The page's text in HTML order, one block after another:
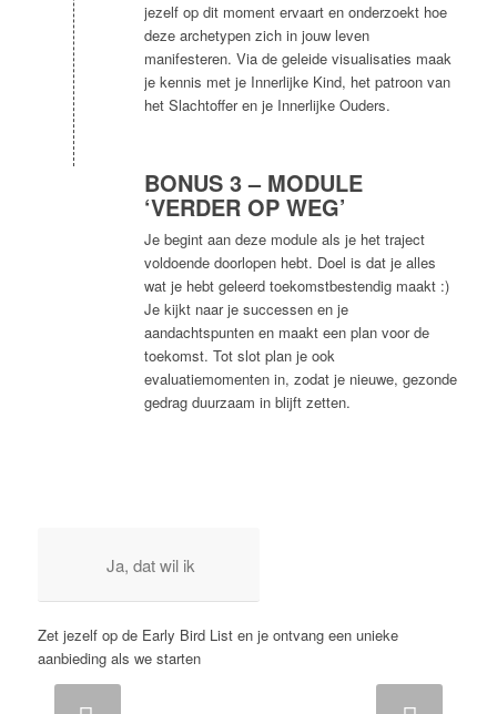
jezelf op dit moment ervaart en onderzoekt hoe
deze archetypen zich in jouw leven
manifesteren. Via de geleide visualisaties maak
je kennis met je Innerlijke Kind, het patroon van
het Slachtoffer en je Innerlijke Ouders.
BONUS 3 – MODULE
‘VERDER OP WEG’
Je begint aan deze module als je het traject
voldoende doorlopen hebt. Doel is dat je alles
wat je hebt geleerd toekomstbestendig maakt :)
Je kijkt naar je successen en je
aandachtspunten en maakt een plan voor de
toekomst. Tot slot plan je ook
evaluatiemomenten in, zodat je nieuwe, gezonde
gedrag duurzaam in blijft zetten.
Ja, dat wil ik
Zet jezelf op de Early Bird List en je ontvang een unieke
aanbieding als we starten